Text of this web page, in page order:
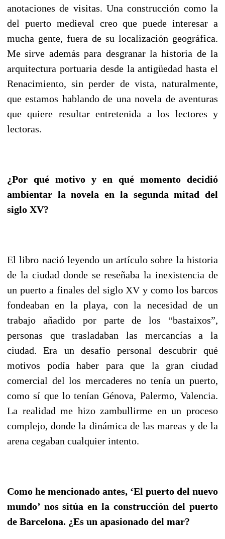
anotaciones de visitas. Una construcción como la
del puerto medieval creo que puede interesar a
mucha gente, fuera de su localización geográfica.
Me sirve además para desgranar la historia de la
arquitectura portuaria desde la antigüedad hasta el
Renacimiento, sin perder de vista, naturalmente,
que estamos hablando de una novela de aventuras
que quiere resultar entretenida a los lectores y
lectoras.
¿Por qué motivo y en qué momento decidió
ambientar la novela en la segunda mitad del
siglo XV?
El libro nació leyendo un artículo sobre la historia
de la ciudad donde se reseñaba la inexistencia de
un puerto a finales del siglo XV y como los barcos
fondeaban en la playa, con la necesidad de un
trabajo añadido por parte de los “bastaixos”,
personas que trasladaban las mercancías a la
ciudad. Era un desafío personal descubrir qué
motivos podía haber para que la gran ciudad
comercial del los mercaderes no tenía un puerto,
como sí que lo tenían Génova, Palermo, Valencia.
La realidad me hizo zambullirme en un proceso
complejo, donde la dinámica de las mareas y de la
arena cegaban cualquier intento.
Como he mencionado antes, ‘El puerto del nuevo
mundo’ nos sitúa en la construcción del puerto
de Barcelona. ¿Es un apasionado del mar?